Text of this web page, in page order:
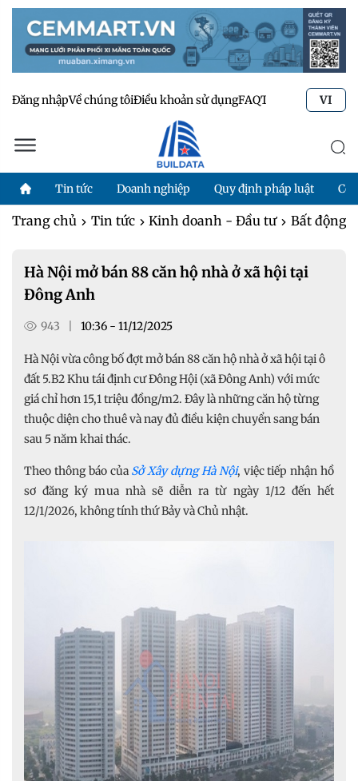
Đăng nhậpVề chúng tôiĐiều khoản sử dụngFAQTư vấn kỹ thuật
VI
Tin tức Doanh nghiệp Quy định pháp luật
Trang chủ Tin tức Kinh doanh - Đầu tư Bất động
Hà Nội mở bán 88 căn hộ nhà ở xã hội tại
Đông Anh
943 10:36 - 11/12/2025
Hà Nội vừa công bố đợt mở bán 88 căn hộ nhà ở xã hội tại ô
đất 5.B2 Khu tái định cư Đông Hội (xã Đông Anh) với mức
giá chỉ hơn 15,1 triệu đồng/m2. Đây là những căn hộ từng
thuộc diện cho thuê và nay đủ điều kiện chuyển sang bán
sau 5 năm khai thác.
Theo thông báo của Sở Xây dựng Hà Nội, việc tiếp nhận hồ
sơ đăng ký mua nhà sẽ diễn ra từ ngày 1/12 đến hết
12/1/2026, không tính thứ Bảy và Chủ nhật.